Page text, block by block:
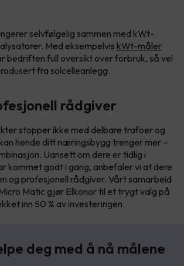
selvfølgelig sammen med kWt-
Med eksempelvis kWt-måler
bedriften full oversikt over forbruk, så vel
fra solcelleanlegg.
rådgiver
stopper ikke med delbare trafoer og
hende ditt næringsbygg trenger mer –
Uansett om dere er tidlig i
kommet godt i gang, anbefaler vi at dere
og profesjonell rådgiver. Vårt samarbeid
Matic gjør Elkonor til et trygt valg på
inn 50 % av investeringen.
deg med å nå målene